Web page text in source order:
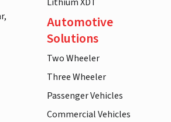
Automotive
Solutions
Two Wheeler
Three Wheeler
Passenger Vehicles
Commercial Vehicles